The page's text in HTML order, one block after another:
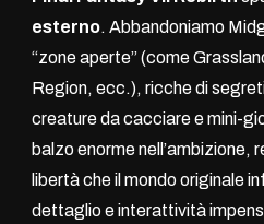
esterno. Abbandoniamo
“zone aperte” (come
Region, ecc.), ricche di
creature da cacciare e mini-
balzo enorme nell’ambizione,
libertà che il mondo originale
dettaglio e interattività